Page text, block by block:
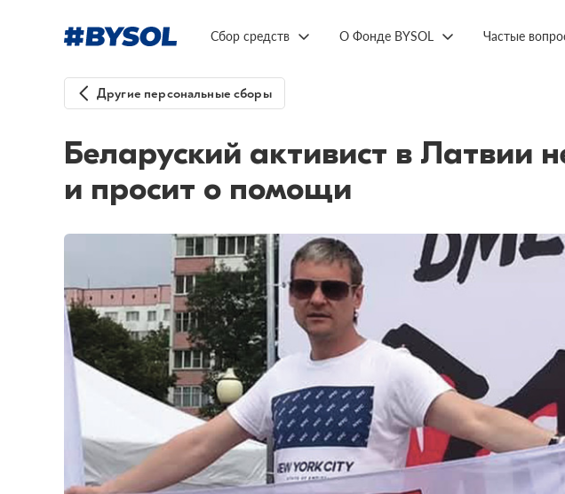
Сбор средств О Фонде BYSOL Частые
Другие персональные сборы
Беларуский активист в Латвии
и просит о помощи